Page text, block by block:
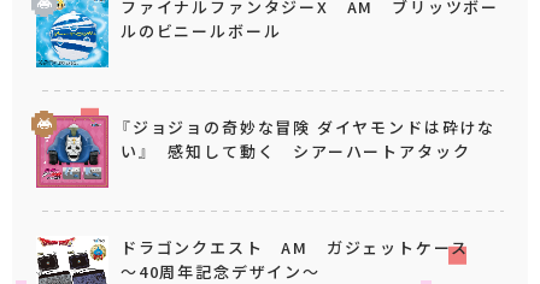
ファイナルファンタジーX AM ブリッツボー
ルのビニールボール
『ジョジョの奇妙な冒険 ダイヤモンドは砕けな
い』 感知して動く シアーハートアタック
ドラゴンクエスト AM ガジェットケース
～40周年記念デザイン～